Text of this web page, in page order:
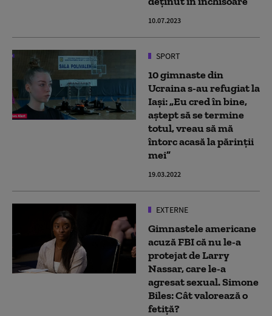
10.07.2023
SPORT
10 gimnaste din
Ucraina s-au refugiat la
Iași: „Eu cred în bine,
aștept să se termine
totul, vreau să mă
întorc acasă la părinții
mei”
19.03.2022
EXTERNE
Gimnastele americane
acuză FBI că nu le-a
protejat de Larry
Nassar, care le-a
agresat sexual. Simone
Biles: Cât valorează o
fetiță?